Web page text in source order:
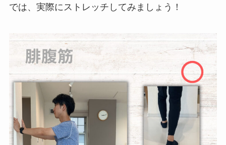
では、実際にストレッチしてみましょう！